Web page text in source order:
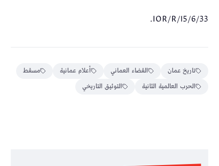
IOR/R/15/6/33.
تاريخ عمان القضاء العماني أعلام عمانية
مسقط
الحرب العالمية الثانية
التوثيق التاريخي